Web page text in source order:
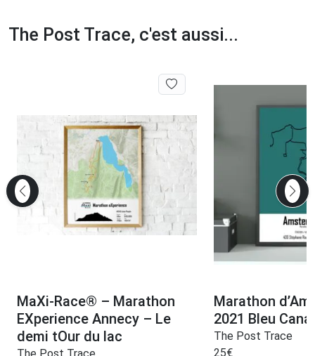
The Post Trace, c'est aussi...
MaXi-Race® – Marathon
EXperience Annecy – Le
demi tOur du lac
Marathon
2021 Bleu
The Post Trace
25€